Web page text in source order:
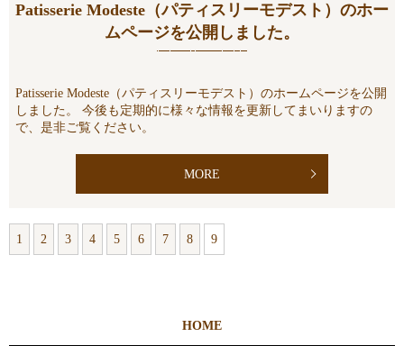
Patisserie Modeste（パティスリーモデスト）のホー
ムページを公開しました。
Patisserie Modeste（パティスリーモデスト）のホームページを公開
しました。 今後も定期的に様々な情報を更新してまいりますの
で、是非ご覧ください。
MORE
1 2 3 4 5 6 7 8 9
HOME